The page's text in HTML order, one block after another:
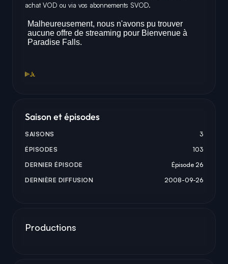
achat VOD ou via vos abonnements SVOD.
Saison et épisodes
SAISONS
3
ÉPISODES
103
DERNIER ÉPISODE
Épisode 26
DERNIÈRE DIFFUSION
2008-09-26
Productions